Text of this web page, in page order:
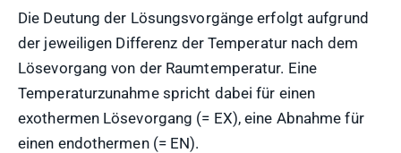
Die Deutung der Lösungsvorgänge erfolgt aufgrund
der jeweiligen Differenz der Temperatur nach dem
Lösevorgang von der Raumtemperatur. Eine
Temperaturzunahme spricht dabei für einen
exothermen Lösevorgang (= EX), eine Abnahme für
einen endothermen (= EN).